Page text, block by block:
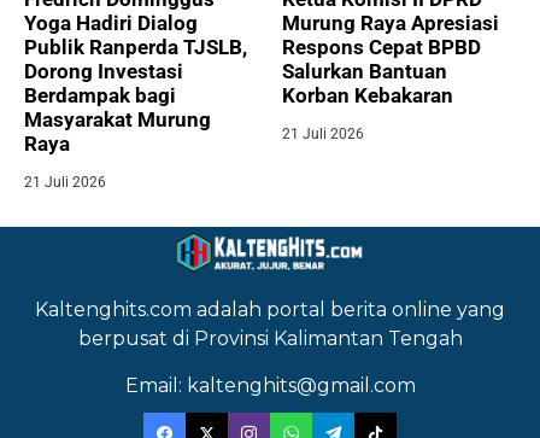
Yoga Hadiri Dialog
Publik Ranperda TJSLB,
Dorong Investasi
Berdampak bagi
Masyarakat Murung
Raya
21 Juli 2026
Murung Raya Apresiasi
Respons Cepat BPBD
Salurkan Bantuan
Korban Kebakaran
21 Juli 2026
Kaltenghits.com adalah portal berita online yang
berpusat di Provinsi Kalimantan Tengah
Email: kaltenghits@gmail.com